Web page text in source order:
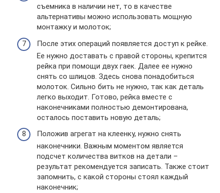
съемника в наличии нет, то в качестве
альтернативы можно использовать мощную
монтажку и молоток;
После этих операций появляется доступ к рейке.
Ее нужно доставать с правой стороны, крепится
рейка при помощи двух гаек. Далее ее нужно
снять со шлицов. Здесь снова понадобиться
молоток. Сильно бить не нужно, так как деталь
легко выходит. Готово, рейка вместе с
наконечниками полностью демонтирована,
осталось поставить новую деталь;
Положив агрегат на клеенку, нужно снять
наконечники. Важным моментом является
подсчет количества витков на детали –
результат рекомендуется записать. Также стоит
запомнить, с какой стороны стоял каждый
наконечник;